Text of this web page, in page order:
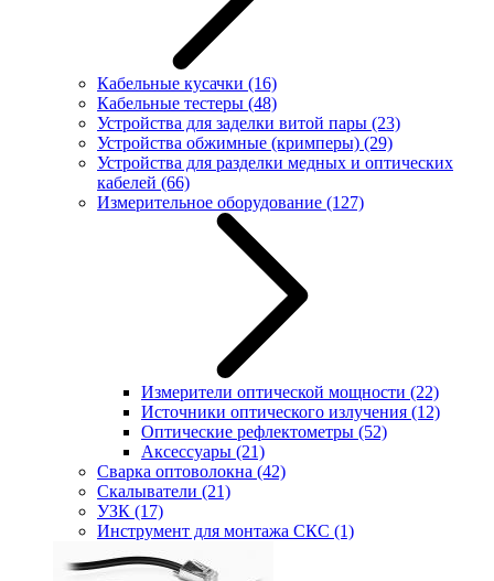
Кабельные кусачки (16)
Кабельные тестеры (48)
Устройства для заделки витой пары (23)
Устройства обжимные (кримперы) (29)
Устройства для разделки медных и оптических
кабелей (66)
Измерительное оборудование (127)
Измерители оптической мощности (22)
Источники оптического излучения (12)
Оптические рефлектометры (52)
Аксессуары (21)
Сварка оптоволокна (42)
Скалыватели (21)
УЗК (17)
Инструмент для монтажа СКС (1)